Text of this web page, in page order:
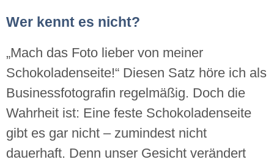
Wer kennt es nicht?
„Mach das Foto lieber von meiner
Schokoladenseite!“ Diesen Satz höre ich als
Businessfotografin regelmäßig. Doch die
Wahrheit ist: Eine feste Schokoladenseite
gibt es gar nicht – zumindest nicht
dauerhaft. Denn unser Gesicht verändert